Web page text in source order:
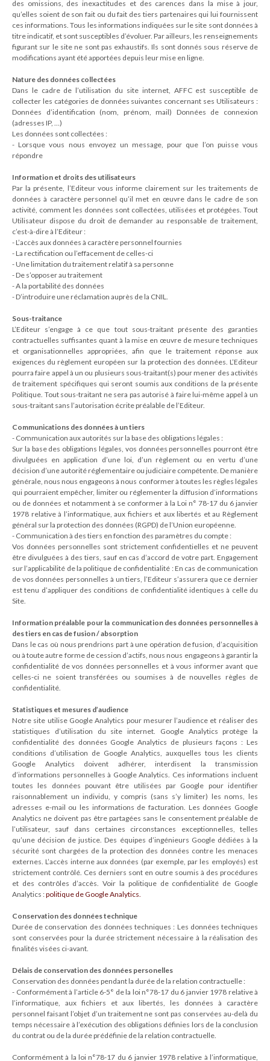
des omissions, des inexactitudes et des carences dans la mise à jour,
qu’elles soient de son fait ou du fait des tiers partenaires qui lui fournissent
ces informations. Tous les informations indiquées sur le site sont données à
titre indicatif, et sont susceptibles d’évoluer. Par ailleurs, les renseignements
figurant sur le site ne sont pas exhaustifs. Ils sont donnés sous réserve de
modifications ayant été apportées depuis leur mise en ligne.
Nature des données collectées
Dans le cadre de l’utilisation du site internet, AFFC est susceptible de
collecter les catégories de données suivantes concernant ses Utilisateurs :
Données d’identification (nom, prénom, mail) Données de connexion
(adresses IP, …)
Les données sont collectées :
- Lorsque vous nous envoyez un message, pour que l’on puisse vous
répondre
Information et droits des utilisateurs
Par la présente, l’Editeur vous informe clairement sur les traitements de
données à caractère personnel qu’il met en œuvre dans le cadre de son
activité, comment les données sont collectées, utilisées et protégées. Tout
Utilisateur dispose du droit de demander au responsable de traitement,
c’est-à-dire à l’Editeur :
- L’accès aux données à caractère personnel fournies
- La rectification ou l’effacement de celles-ci
- Une limitation du traitement relatif à sa personne
- De s’opposer au traitement
- A la portabilité des données
- D’introduire une réclamation auprès de la CNIL.
Sous-traitance
L’Editeur s’engage à ce que tout sous-traitant présente des garanties
contractuelles suffisantes quant à la mise en œuvre de mesure techniques
et organisationnelles appropriées, afin que le traitement réponse aux
exigences du règlement européen sur la protection des données. L’Editeur
pourra faire appel à un ou plusieurs sous-traitant(s) pour mener des activités
de traitement spécifiques qui seront soumis aux conditions de la présente
Politique. Tout sous-traitant ne sera pas autorisé à faire lui-même appel à un
sous-traitant sans l’autorisation écrite préalable de l’Editeur.
Communications des données à un tiers
- Communication aux autorités sur la base des obligations légales :
Sur la base des obligations légales, vos données personnelles pourront être
divulguées en application d’une loi, d’un règlement ou en vertu d’une
décision d’une autorité réglementaire ou judiciaire compétente. De manière
générale, nous nous engageons à nous conformer à toutes les règles légales
qui pourraient empêcher, limiter ou réglementer la diffusion d’informations
ou de données et notamment à se conformer à la Loi n° 78-17 du 6 janvier
1978 relative à l’informatique, aux fichiers et aux libertés et au Règlement
général sur la protection des données (RGPD) de l’Union européenne.
- Communication à des tiers en fonction des paramètres du compte :
Vos données personnelles sont strictement confidentielles et ne peuvent
être divulguées à des tiers, sauf en cas d’accord de votre part. Engagement
sur l’applicabilité de la politique de confidentialité : En cas de communication
de vos données personnelles à un tiers, l’Editeur s’assurera que ce dernier
est tenu d’appliquer des conditions de confidentialité identiques à celle du
Site.
Information préalable pour la communication des données personnelles à
des tiers en cas de fusion / absorption
Dans le cas où nous prendrions part à une opération de fusion, d’acquisition
ou à toute autre forme de cession d’actifs, nous nous engageons à garantir la
confidentialité de vos données personnelles et à vous informer avant que
celles-ci ne soient transférées ou soumises à de nouvelles règles de
confidentialité.
Statistiques et mesures d’audience
Notre site utilise Google Analytics pour mesurer l’audience et réaliser des
statistiques d’utilisation du site internet. Google Analytics protège la
confidentialité des données Google Analytics de plusieurs façons : Les
conditions d’utilisation de Google Analytics, auxquelles tous les clients
Google Analytics doivent adhérer, interdisent la transmission
d’informations personnelles à Google Analytics. Ces informations incluent
toutes les données pouvant être utilisées par Google pour identifier
raisonnablement un individu, y compris (sans s’y limiter) les noms, les
adresses e-mail ou les informations de facturation. Les données Google
Analytics ne doivent pas être partagées sans le consentement préalable de
l’utilisateur, sauf dans certaines circonstances exceptionnelles, telles
qu’une décision de justice. Des équipes d’ingénieurs Google dédiées à la
sécurité sont chargées de la protection des données contre les menaces
externes. L’accès interne aux données (par exemple, par les employés) est
strictement contrôlé. Ces derniers sont en outre soumis à des procédures
et des contrôles d’accès. Voir la politique de confidentialité de Google
Analytics :politique de Google Analytics.
Conservation des données technique
Durée de conservation des données techniques : Les données techniques
sont conservées pour la durée strictement nécessaire à la réalisation des
finalités visées ci-avant.
Délais de conservation des données personelles
Conservation des données pendant la durée de la relation contractuelle :
- Conformément à l’article 6-5° de la loi n°78-17 du 6 janvier 1978 relative à
l’informatique, aux fichiers et aux libertés, les données à caractère
personnel faisant l’objet d’un traitement ne sont pas conservées au-delà du
temps nécessaire à l’exécution des obligations définies lors de la conclusion
du contrat ou de la durée prédéfinie de la relation contractuelle.
Conformément à la loi n°78-17 du 6 janvier 1978 relative à l’informatique,